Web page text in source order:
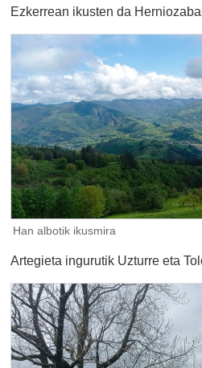
Ezkerrean ikusten da
Han albotik ikusmira
Artegieta ingurutik Uzturre eta